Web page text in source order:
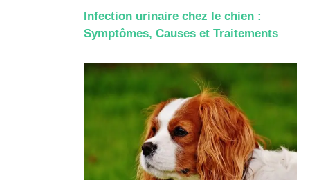
Infection urinaire chez le chien :
Symptômes, Causes et Traitements